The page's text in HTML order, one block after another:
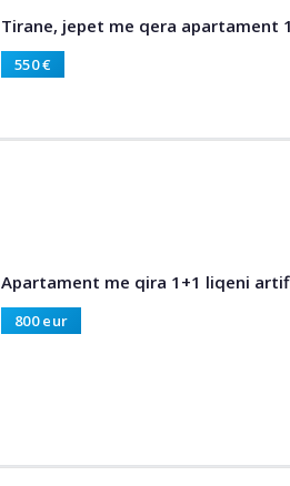
Tirane, jepet me qera apartament
550 €
Apartament me qira 1+1 liqeni
800 eur